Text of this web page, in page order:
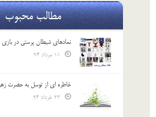
مطالب محبوب
نمادهای شیطان پرستی در
خاطره ای از توسل به حضرت